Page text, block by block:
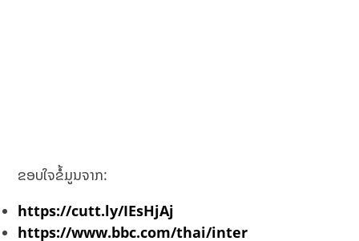
ຂອບໃຈຂໍ້ມູນຈາກ:
https://cutt.ly/IEsHjAj
https://www.bbc.com/thai/inter